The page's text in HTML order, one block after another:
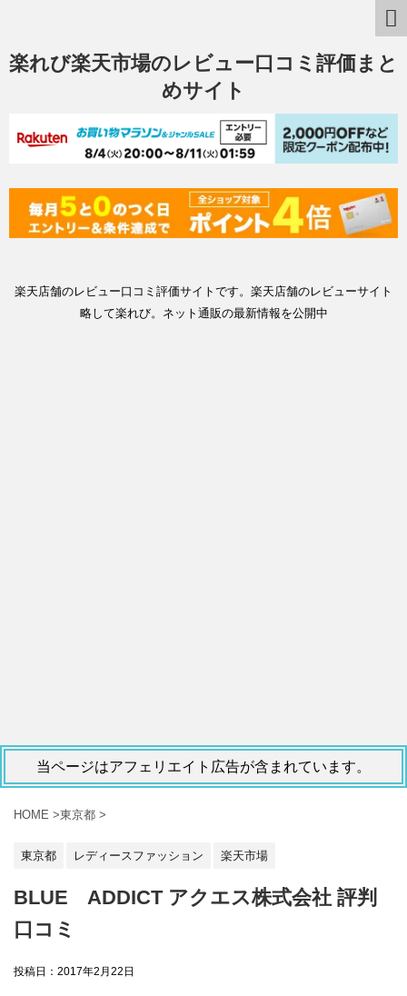
楽れび楽天市場のレビュー口コミ評価まと
めサイト
楽天店舗のレビュー口コミ評価サイトです。楽天店舗のレビューサイト
略して楽れび。ネット通販の最新情報を公開中
当ページはアフェリエイト広告が含まれています。
HOME >東京都 >
東京都 レディースファッション 楽天市場
BLUE ADDICT アクエス株式会社 評判
口コミ
投稿日： 2017年2月22日